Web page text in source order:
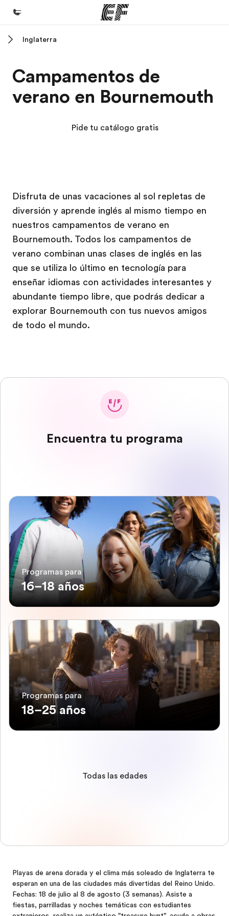
Programas
Ver todo lo que hacemos
Trabajos
Únete al equipo
Inglaterra
Campamentos de
verano en Bournemouth
Pide tu catálogo gratis
Disfruta de unas vacaciones al sol repletas de
diversión y aprende inglés al mismo tiempo en
nuestros campamentos de verano en
Bournemouth. Todos los campamentos de
verano combinan unas clases de inglés en las
que se utiliza lo último en tecnología para
enseñar idiomas con actividades interesantes y
abundante tiempo libre, que podrás dedicar a
explorar Bournemouth con tus nuevos amigos
de todo el mundo.
Encuentra tu programa
Programas para
16–18 años
Programas para
18–25 años
Todas las edades
Playas de arena dorada y el clima más soleado de Inglaterra te
esperan en una de las ciudades más divertidas del Reino Unido.
Fechas: 18 de julio al 8 de agosto (3 semanas). Asiste a
fiestas, parrilladas y noches temáticas con estudiantes